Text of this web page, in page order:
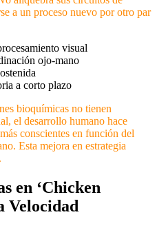
a un proceso nuevo por otro par
visual
ojo-mano
a corto plazo
bioquímicas no tienen
el desarrollo humano hace
conscientes en función del
Esta mejora en estrategia
en ‘Chicken
Velocidad